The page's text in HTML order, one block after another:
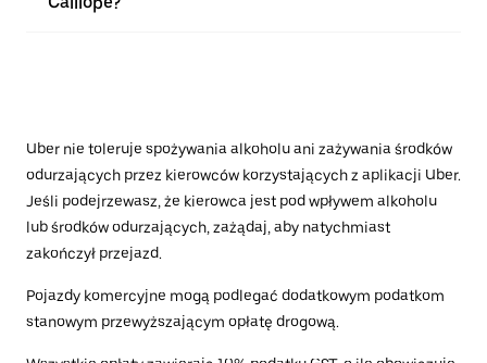
Uber nie toleruje spożywania alkoholu ani zażywania środków
odurzających przez kierowców korzystających z aplikacji Uber.
Jeśli podejrzewasz, że kierowca jest pod wpływem alkoholu
lub środków odurzających, zażądaj, aby natychmiast
zakończył przejazd.
Pojazdy komercyjne mogą podlegać dodatkowym podatkom
stanowym przewyższającym opłatę drogową.